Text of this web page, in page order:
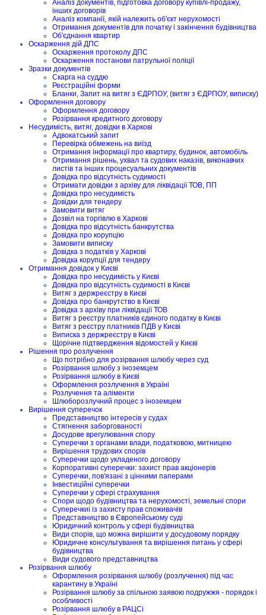
Аналіз документів, підготовка договору купівлі-продажу,
інших договорів
Аналіз компанії, якій належить об'єкт нерухомості
Отримання документів для початку і закінчення будівництва
Об'єднання квартир
Оскарження дій ДПС
Оскарження протоколу ДПС
Оскарження постанови патрульної поліції
Зразки документів
Скарга на суддю
Реєстраційні форми
Бланки, Запит на витяг з ЄДРПОУ, (витяг з ЄДРПОУ, виписку)
Оформлення договору
Оформлення договору
Розірвання кредитного договору
Несудимість, витяг, довідки в Харкові
Адвокатський запит
Перевірка обмежень на виїзд
Отримання інформації про квартиру, будинок, автомобіль
Отримання рішень, ухвал та судових наказів, виконавчих
листів та інших процесуальних документів
Довідка про відсутність судимості
Отримати довідки з архіву для ліквідації ТОВ, ПП
Довідка про несудимість
Довідки для тендеру
Замовити витяг
Дозвіл на торгівлю в Харкові
Довідка про відсутність банкрутства
Довідка про корупцію
Замовити виписку
Довідка з податків у Харкові
Довідка корупції для тендеру
Отримання довідок у Києві
Довідка про несудимість у Києві
Довідка про відсутність судимості в Києві
Витяг з держреєстру в Києві
Довідка про банкрутство в Києві
Довідка з архіву при ліквідації ТОВ
Витяг з реєстру платників єдиного податку в Києві
Витяг з реєстру платників ПДВ у Києві
Виписка з держреєстру в Києві
Щорічне підтвердження відомостей у Києві
Рішення про розлучення
Що потрібно для розірвання шлюбу через суд
Розірвання шлюбу з іноземцем
Розірвання шлюбу в Києві
Оформлення розлучення в Україні
Розлучення та аліменти
Шлюборозлучний процес з іноземцем
Вирішення суперечок
Представництво інтересів у судах
Стягнення заборгованості
Досудове врегулювання спору
Суперечки з органами влади, податковою, митницею
Вирішення трудових спорів
Суперечки щодо укладеного договору
Корпоративні суперечки: захист прав акціонерів
Суперечки, пов'язані з цінними паперами
Інвестиційні суперечки
Суперечки у сфері страхування
Спори щодо будівництва та нерухомості, земельні спори
Суперечкиі із захисту прав споживачів
Представництво в Європейському суді
Юридичний контроль у сфері будівництва
Види спорів, що можна вирішити у досудовому порядку
Юридичне консультування та вирішення питань у сфері
будівництва
Види судового представництва
Розірвання шлюбу
Оформлення розірвання шлюбу (розлучення) під час
карантину в Україні
Розірвання шлюбу за спільною заявою подружжя - порядок і
особливості
Розірвання шлюбу в РАЦСі